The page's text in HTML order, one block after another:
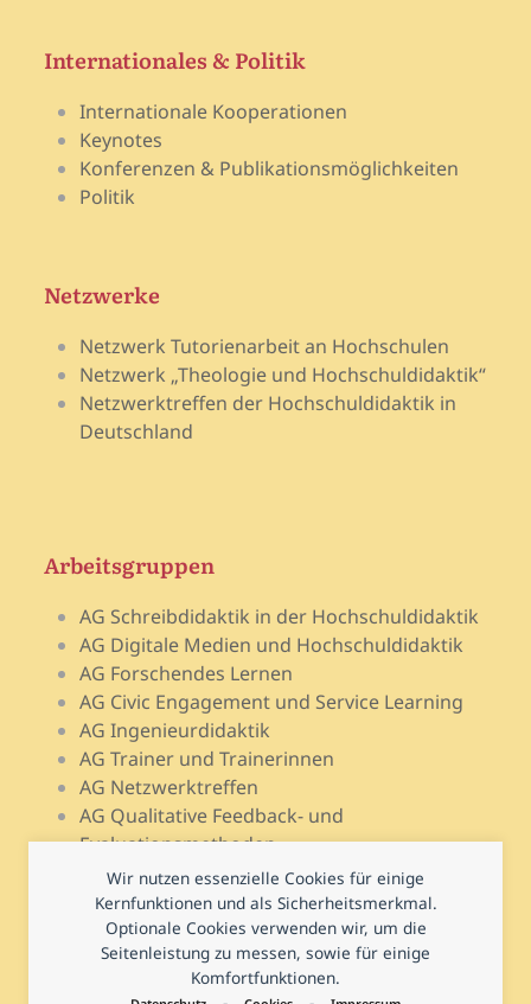
Wir nutzen essenzielle Cookies für einige
Kernfunktionen und als Sicherheitsmerkmal.
Optionale Cookies verwenden wir, um die
Seitenleistung zu messen, sowie für einige
Komfortfunktionen.
Internationales & Politik
Internationale Kooperationen
Keynotes
Konferenzen & Publikationsmöglichkeiten
Politik
Netzwerke
Netzwerk Tutorienarbeit an Hochschulen
Netzwerk „Theologie und Hochschuldidaktik“
Netzwerktreffen der Hochschuldidaktik in
Deutschland
Arbeitsgruppen
AG Schreibdidaktik in der Hochschuldidaktik
AG Digitale Medien und Hochschuldidaktik
AG Forschendes Lernen
AG Civic Engagement und Service Learning
AG Ingenieurdidaktik
AG Trainer und Trainerinnen
AG Netzwerktreffen
AG Qualitative Feedback- und
Evaluationsmethoden
AG Open Teach Ware – Lehrportale
AG Psychologie und Lehr-Lern-Forschung
AG Prüfen und Prüfungsdidaktik
AG Hochschuldidaktische Regional- und
Landesnetzwerke